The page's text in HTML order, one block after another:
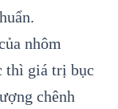
nhôm
thì giá trị bục
chênh